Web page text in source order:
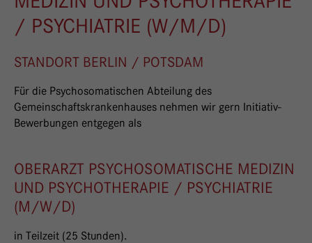
/ PSYCHIATRIE (W/M/D)
STANDORT BERLIN / POTSDAM
Für die Psychosomatischen Abteilung des
Gemeinschaftskrankenhauses nehmen wir gern Initiativ-
Bewerbungen entgegen als
OBERARZT PSYCHOSOMATISCHE MEDIZIN
UND PSYCHOTHERAPIE / PSYCHIATRIE
(M/W/D)
in Teilzeit (25 Stunden).